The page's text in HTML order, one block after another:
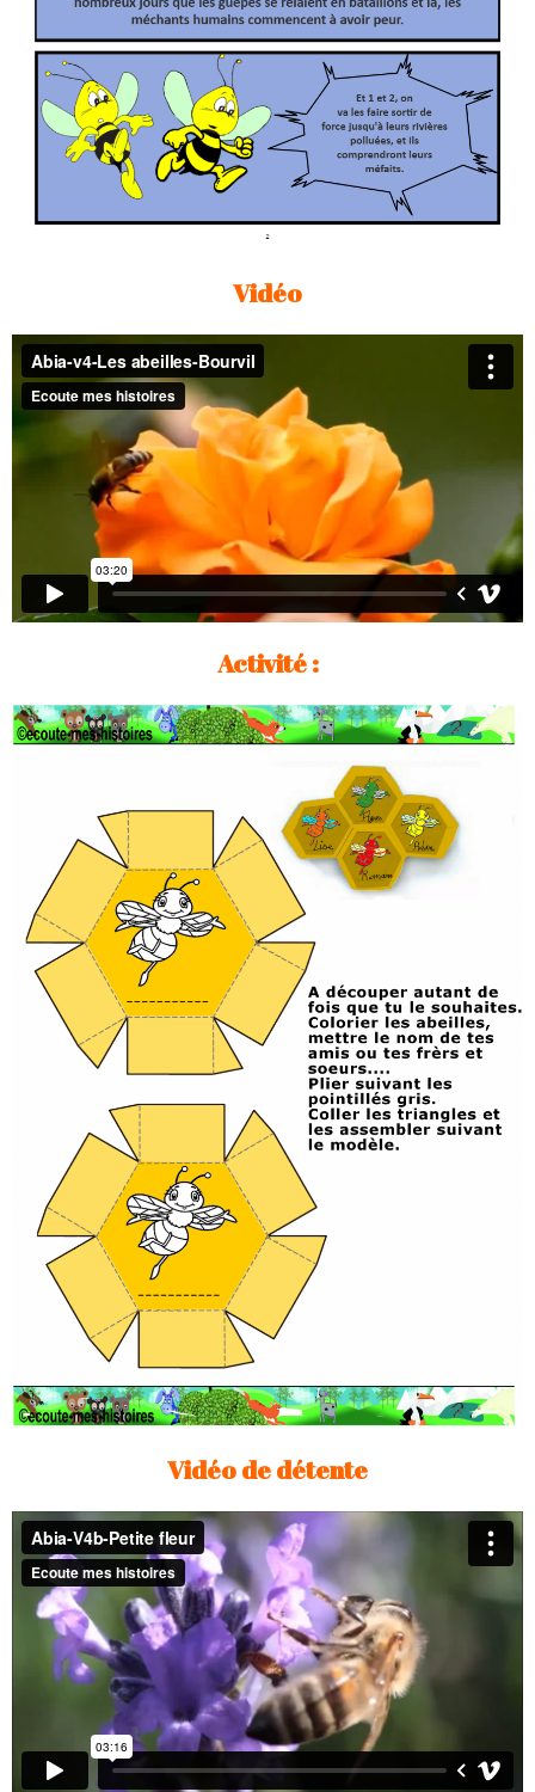
Vidéo
Activité :
Vidéo de détente